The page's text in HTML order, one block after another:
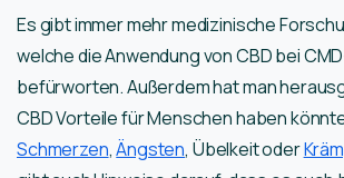
Es gibt immer mehr medizinische
welche die Anwendung von CBD bei
befürworten. Außerdem hat man
CBD Vorteile für Menschen haben
Schmerzen,Ängsten, Übelkeit oder